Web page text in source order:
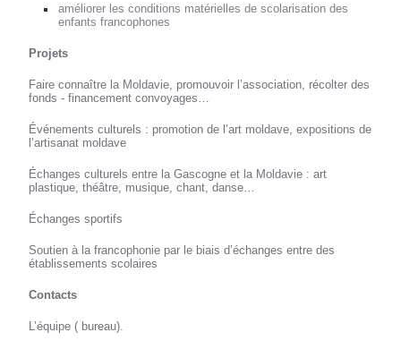
améliorer les conditions matérielles de scolarisation des
enfants francophones
Projets
Faire connaître la Moldavie, promouvoir l’association, récolter des
fonds - financement convoyages…
Événements culturels : promotion de l’art moldave, expositions de
l’artisanat moldave
Échanges culturels entre la Gascogne et la Moldavie : art
plastique, théâtre, musique, chant, danse…
Échanges sportifs
Soutien à la francophonie par le biais d’échanges entre des
établissements scolaires
Contacts
L’équipe ( bureau).